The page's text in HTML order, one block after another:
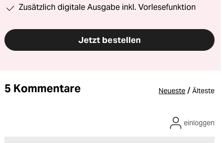
Zusätzlich digitale Ausgabe inkl. Vorlesefunktion
Jetzt bestellen
5 Kommentare Neueste / Älteste
einloggen